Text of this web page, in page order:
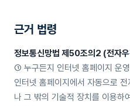
근거 법령
정보통신망법 제50조의2 (전자
① 누구든지 인터넷 홈페이지 운
인터넷 홈페이지에서 자동으로
나 그 밖의 기술적 장치를 이용하